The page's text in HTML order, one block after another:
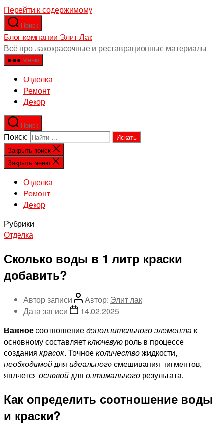
Перейти к содержимому
Поиск
Блог компании Элит Лак
Всё про лакокрасочные и реставрационные материалы
Меню
Отделка
Ремонт
Декор
Поиск
Поиск:
Закрыть поиск
Закрыть меню
Отделка
Ремонт
Декор
Рубрики
Отделка
Сколько воды в 1 литр краски
добавить?
Автор записи Автор: Элит лак
Дата записи
14.02.2025
Важноесоотношениедополнительного элемента к
основному составляетключевую роль в процессе
создания красок. Точноеколичествожидкости,
необходимойдля идеальногосмешивания пигментов,
является основойдля оптимального результата.
Как определить соотношение воды
и краски?